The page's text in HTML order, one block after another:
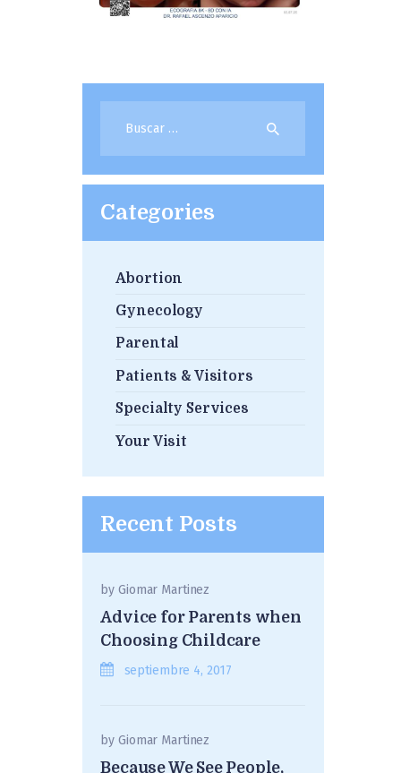
Categories
Abortion
Gynecology
Parental
Patients & Visitors
Specialty Services
Your Visit
Recent Posts
byGiomar Martinez
Advice for Parents when
Choosing Childcare
septiembre 4, 2017
byGiomar Martinez
Because We See People,